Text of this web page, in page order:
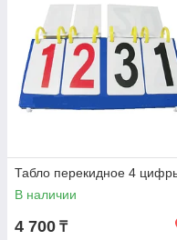
Табло перекидное 4
В наличии
4 700 ₸